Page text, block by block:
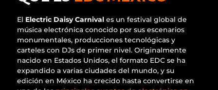
El Electric Daisy Carnival es un festival global de
música electrónica conocido por sus escenarios
monumentales, producciones tecnológicas y
carteles con DJs de primer nivel. Originalmente
nacido en Estados Unidos, el formato EDC se ha
expandido a varias ciudades del mundo, y su
edición en México ha crecido hasta convertirse en